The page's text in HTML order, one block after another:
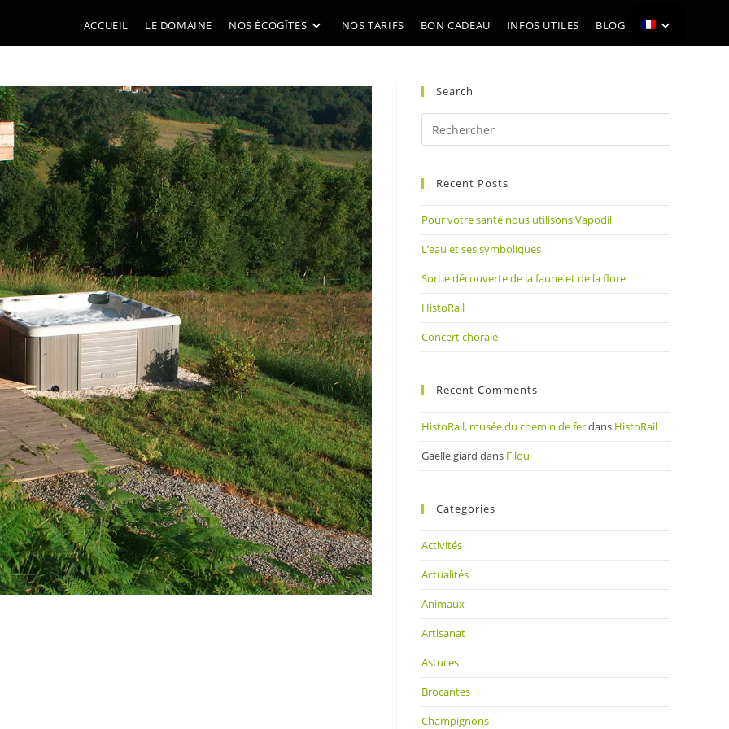
ACCUEIL LE DOMAINE NOS ÉCOGÎTES NOS TARIFS BON CADEAU INFOS UTILES BLOG
Search
Escape
Recent Posts
Pour votre santé nous utilisons Vapodil
L’eau et ses symboliques
Sortie découverte de la faune et de la flore
HistoRail
Concert chorale
Recent Comments
HistoRail, musée du chemin de ferdans HistoRail
Gaelle giard dans Filou
Categories
Activités
Actualités
Animaux
Artisanat
Astuces
Brocantes
Champignons